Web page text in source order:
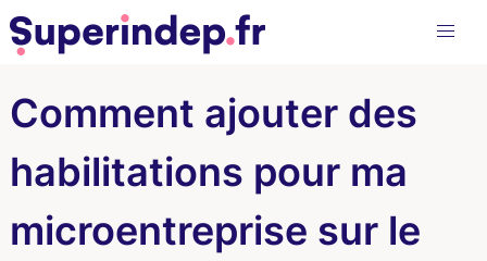
Comment ajouter des
habilitations pour ma
microentreprise sur le